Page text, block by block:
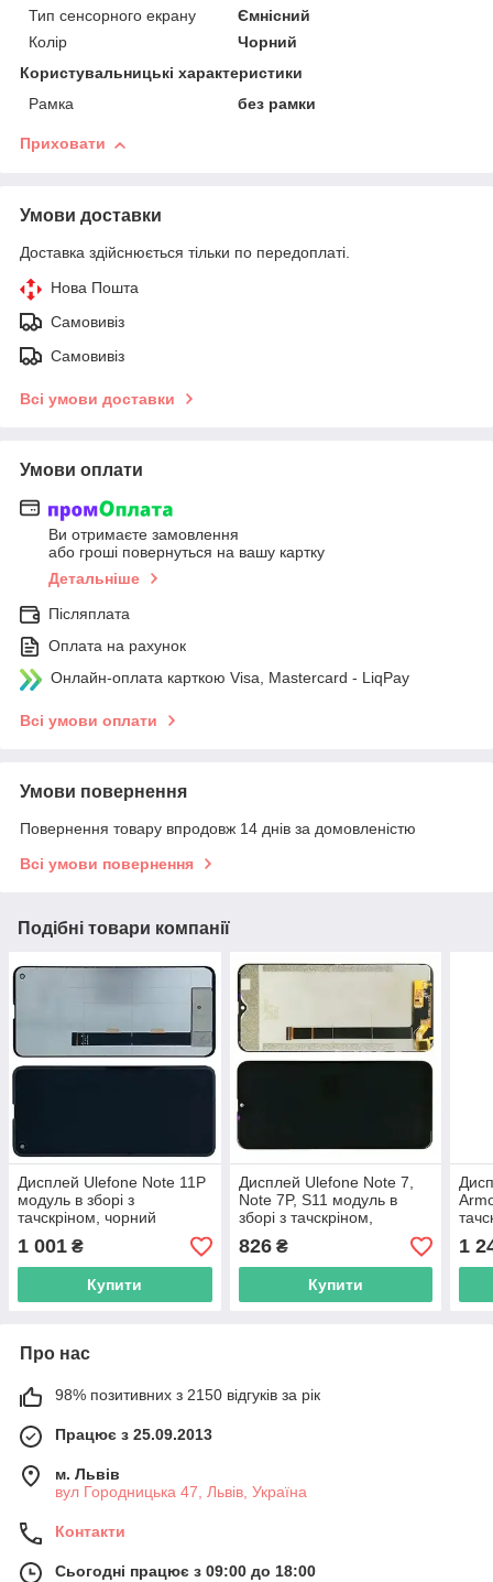
Тип сенсорного екрану
Ємнісний
Колір
Чорний
Користувальницькі характеристики
Рамка
без рамки
Приховати
Умови доставки
Доставка здійснюється тільки по передоплаті.
Нова Пошта
Самовивіз
Самовивіз
Всі умови доставки
Умови оплати
Ви отримаєте замовлення
або гроші повернуться на вашу картку
Детальніше
Післяплата
Оплата на рахунок
Онлайн-оплата карткою Visa, Mastercard - LiqPay
Всі умови оплати
Умови повернення
Повернення товару впродовж 14 днів за домовленістю
Всі умови повернення
Подібні товари компанії
Дисплей Ulefone Note 11P
модуль в зборі з
тачскріном, чорний
1 001 ₴
Купити
Дисплей Ulefone Note 7,
Note 7P, S11 модуль в
зборі з тачскріном,
чорний, Original PRC
826₴
Купити
1
Про нас
98% позитивних з 2150 відгуків за рік
Працює з 25.09.2013
м. Львів
вул Городницька 47, Львів, Україна
Контакти
Сьогодні працює з 09:00 до 18:00